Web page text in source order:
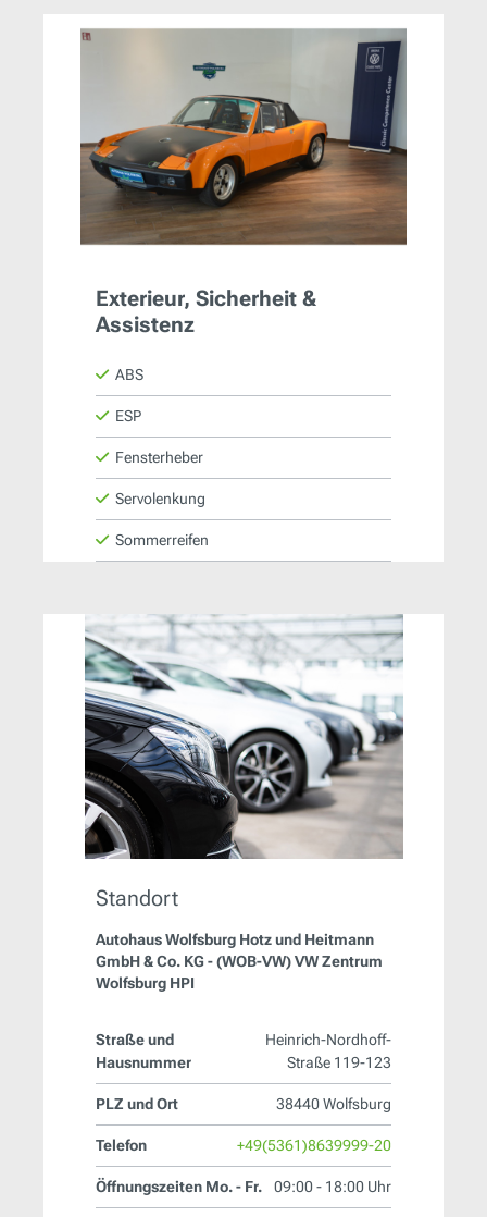
Exterieur, Sicherheit &
Assistenz
ABS
ESP
Fensterheber
Servolenkung
Sommerreifen
Standort
Autohaus Wolfsburg Hotz und Heitmann
GmbH & Co. KG - (WOB-VW) VW Zentrum
Wolfsburg HPI
Straße und
Hausnummer
Heinrich-Nordhoff-
Straße 119-123
PLZ und Ort 38440 Wolfsburg
Telefon +49(5361)8639999-20
Öffnungszeiten Mo. - Fr. 09:00 - 18:00 Uhr